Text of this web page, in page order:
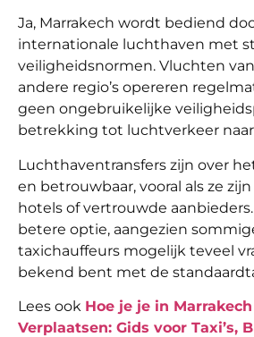
Ja, Marrakech wordt bediend
internationale luchthaven met
veiligheidsnormen. Vluchten
andere regio’s opereren
geen ongebruikelijke
betrekking tot luchtverkeer
Luchthaventransfers zijn over
en betrouwbaar, vooral als ze
hotels of vertrouwde
betere optie, aangezien
taxichauffeurs mogelijk teveel
bekend bent met de
Lees ook Hoe je je in
Verplaatsen: Gids voor Taxi’s,